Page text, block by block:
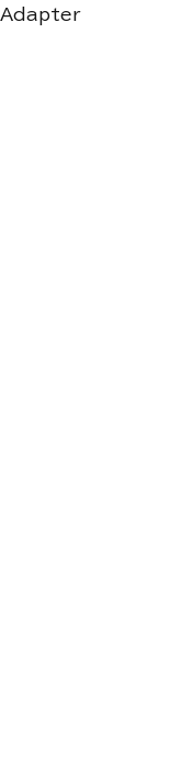
Adapter